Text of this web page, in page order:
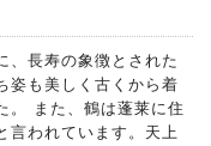
、長寿の象徴とされた
姿も美しく古くから着
。 また、鶴は蓬莱に住
言われています。天上